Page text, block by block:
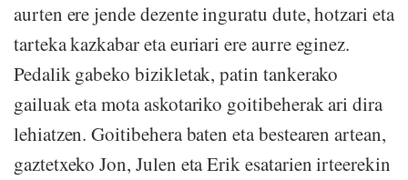
aurten ere jende dezente inguratu dute, hotzari eta
tarteka kazkabar eta euriari ere aurre eginez.
Pedalik gabeko bizikletak, patin tankerako
gailuak eta mota askotariko goitibeherak ari dira
lehiatzen. Goitibehera baten eta bestearen artean,
gaztetxeko Jon, Julen eta Erik esatarien irteerekin